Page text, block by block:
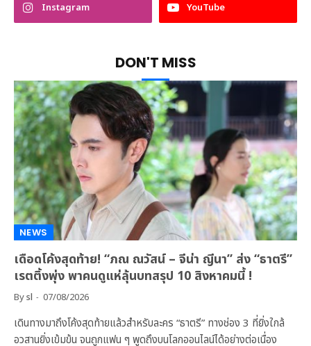
Instagram YouTube
DON'T MISS
NEWS
เดือดโค้งสุดท้าย! “ภณ ณวัสน์ – จีน่า ญีนา” ส่ง “ธาตรี”
เรตติ้งพุ่ง พาคนดูแห่ลุ้นบทสรุป 10 สิงหาคมนี้ !
Bysl 07/08/2026
เดินทางมาถึงโค้งสุดท้ายแล้วสำหรับละคร “ธาตรี” ทางช่อง 3 ที่ยิ่งใกล้
อวสานยิ่งเข้มข้น จนถูกแฟน ๆ พูดถึงบนโลกออนไลน์ได้อย่างต่อเนื่อง